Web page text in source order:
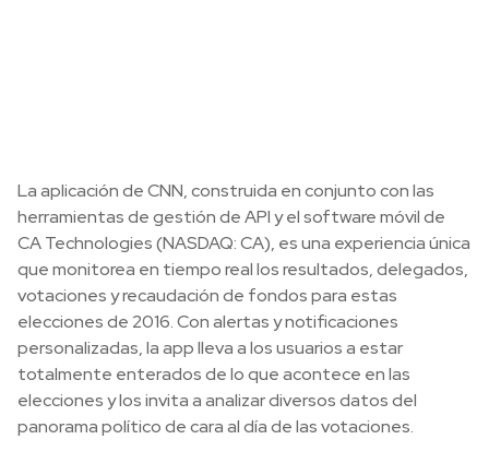
La aplicación de CNN, construida en conjunto con las
herramientas de gestión de API y el software móvil de
CA Technologies (NASDAQ: CA), es una experiencia única
que monitorea en tiempo real los resultados, delegados,
votaciones y recaudación de fondos para estas
elecciones de 2016. Con alertas y notificaciones
personalizadas, la app lleva a los usuarios a estar
totalmente enterados de lo que acontece en las
elecciones y los invita a analizar diversos datos del
panorama político de cara al día de las votaciones.